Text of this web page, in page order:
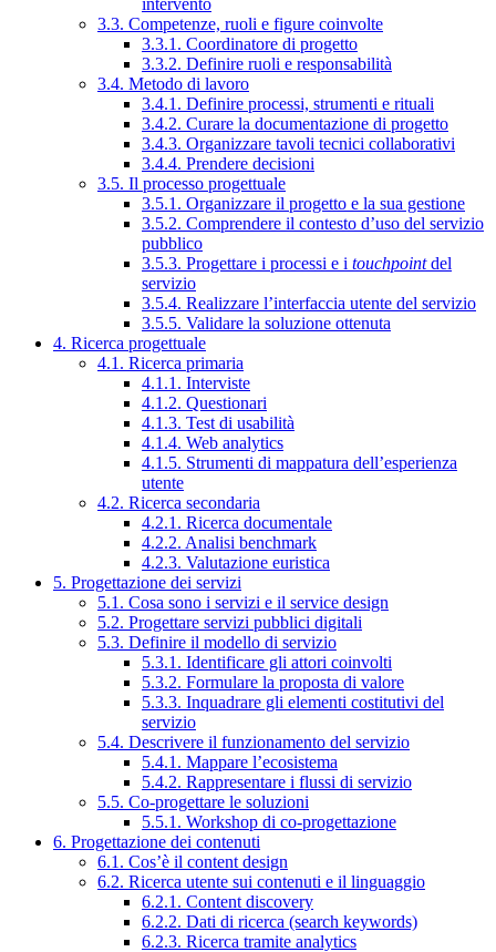
intervento
3.3. Competenze, ruoli e figure coinvolte
3.3.1. Coordinatore di progetto
3.3.2. Definire ruoli e responsabilità
3.4. Metodo di lavoro
3.4.1. Definire processi, strumenti e rituali
3.4.2. Curare la documentazione di progetto
3.4.3. Organizzare tavoli tecnici collaborativi
3.4.4. Prendere decisioni
3.5. Il processo progettuale
3.5.1. Organizzare il progetto e la sua gestione
3.5.2. Comprendere il contesto d’uso del servizio
pubblico
3.5.3. Progettare i processi e i touchpointdel
servizio
3.5.4. Realizzare l’interfaccia utente del servizio
3.5.5. Validare la soluzione ottenuta
4. Ricerca progettuale
4.1. Ricerca primaria
4.1.1. Interviste
4.1.2. Questionari
4.1.3. Test di usabilità
4.1.4. Web analytics
4.1.5. Strumenti di mappatura dell’esperienza
utente
4.2. Ricerca secondaria
4.2.1. Ricerca documentale
4.2.2. Analisi benchmark
4.2.3. Valutazione euristica
5. Progettazione dei servizi
5.1. Cosa sono i servizi e il service design
5.2. Progettare servizi pubblici digitali
5.3. Definire il modello di servizio
5.3.1. Identificare gli attori coinvolti
5.3.2. Formulare la proposta di valore
5.3.3. Inquadrare gli elementi costitutivi del
servizio
5.4. Descrivere il funzionamento del servizio
5.4.1. Mappare l’ecosistema
5.4.2. Rappresentare i flussi di servizio
5.5. Co-progettare le soluzioni
5.5.1. Workshop di co-progettazione
6. Progettazione dei contenuti
6.1. Cos’è il content design
6.2. Ricerca utente sui contenuti e il linguaggio
6.2.1. Content discovery
6.2.2. Dati di ricerca (search keywords)
6.2.3. Ricerca tramite analytics